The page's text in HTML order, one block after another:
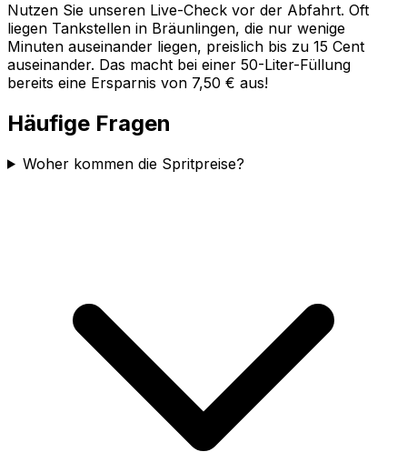
Nutzen Sie unseren Live-Check vor der Abfahrt. Oft
liegen Tankstellen in Bräunlingen, die nur wenige
Minuten auseinander liegen, preislich bis zu 15 Cent
auseinander. Das macht bei einer 50-Liter-Füllung
bereits eine Ersparnis von 7,50 € aus!
Häufige Fragen
Woher kommen die Spritpreise?